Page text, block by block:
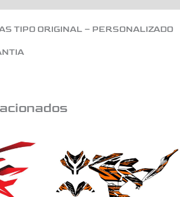
TIPO ORIGINAL – PERSONALIZADO